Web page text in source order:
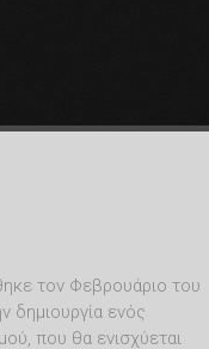
τον Φεβρουάριο του
δημιουργία ενός
που θα ενισχύεται